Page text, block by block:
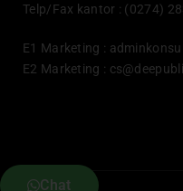
Telp/Fax kantor : (0274)
E1 Marketing :
E2 Marketing :
Chat